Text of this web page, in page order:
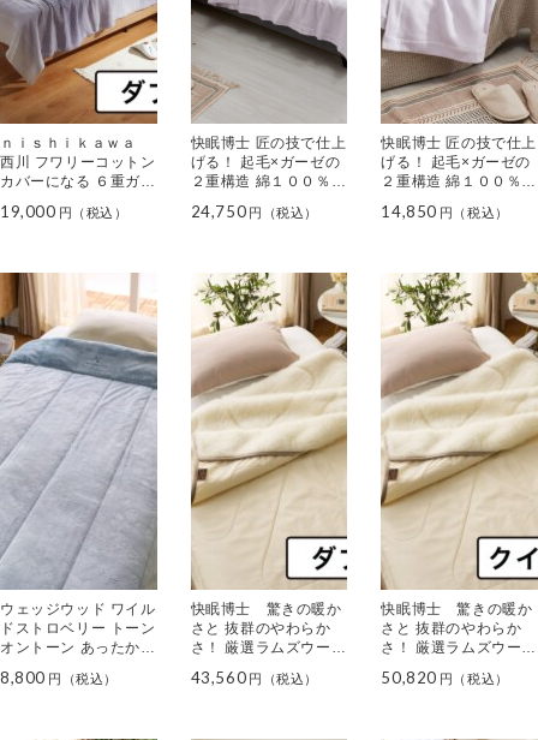
ｎｉｓｈｉｋａｗａ
西川 フワリーコットン
カバーになる ６重ガー
19,000
快眠博士 匠の技で仕上
げる！ 起毛×ガーゼの
２重構造 綿１００％毛
ル＞
24,750
快眠博士 匠の技で仕上
げる！ 起毛×ガーゼの
２重構造 綿１００％ハ
14,850
ウェッジウッド ワイル
ドストロベリー トーン
オントーン あったか
シングル＞
8,800
快眠博士 驚きの暖か
さと 抜群のやわらか
さ！ 厳選ラムズウール
ム ソフゥール２” 掛け
43,560
快眠博士 驚きの暖か
さと 抜群のやわらか
さ！ 厳選ラムズウール
ム ソフゥール２” 掛
50,820